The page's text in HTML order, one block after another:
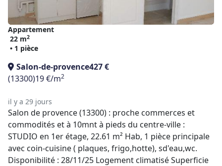
Appartement
22 m2
• 1 pièce
Salon-de-provence427 €
(13300)19 €/m2
il y a 29 jours
Salon de provence (13300) : proche commerces et
commodités et à 10mnt à pieds du centre-ville :
STUDIO en 1er étage, 22.61 m² Hab, 1 pièce principale
avec coin-cuisine ( plaques, frigo,hotte), sd'eau,wc.
Disponibilité : 28/11/25 Logement climatisé Superficie